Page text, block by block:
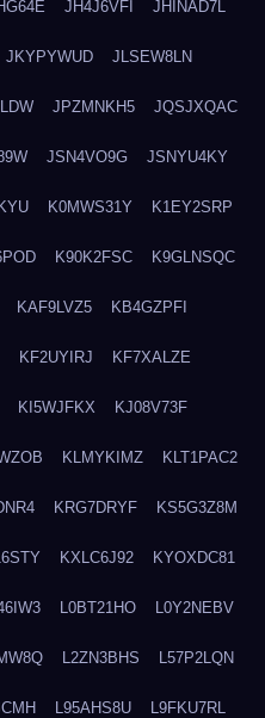
JH4J6VFI JHINAD7L
JKYPYWUD JLSEW8LN
JPZMNKH5 JQSJXQAC
JSN4VO9G JSNYU4KY
K0MWS31Y K1EY2SRP
K90K2FSC K9GLNSQC
KAF9LVZ5 KB4GZPFI
KF2UYIRJ KF7XALZE
KI5WJFKX KJ08V73F
KLMYKIMZ KLT1PAC2
KRG7DRYF KS5G3Z8M
KXLC6J92 KYOXDC81
L0BT21HO L0Y2NEBV
L2ZN3BHS L57P2LQN
L95AHS8U L9FKU7RL